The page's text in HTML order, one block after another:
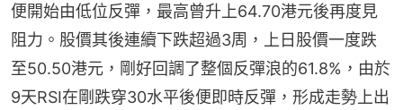
便開始由低位反彈，最高曾升上64.70港元後再度見
阻力。股價其後連續下跌超過3周，上日股價一度跌
至50.50港元，剛好回調了整個反彈浪的61.8%，由於
9天RSI在剛跌穿30水平後便即時反彈，形成走勢上出